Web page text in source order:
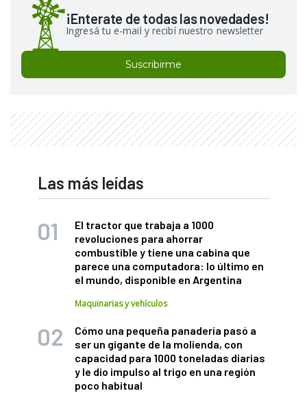
¡Enterate de todas las novedades!
Ingresá tu e-mail y recibí nuestro newsletter
Suscribirme
Las más leídas
El tractor que trabaja a 1000
revoluciones para ahorrar
combustible y tiene una cabina que
parece una computadora: lo último en
el mundo, disponible en Argentina
Maquinarias y vehículos
Cómo una pequeña panadería pasó a
ser un gigante de la molienda, con
capacidad para 1000 toneladas diarias
y le dio impulso al trigo en una región
poco habitual